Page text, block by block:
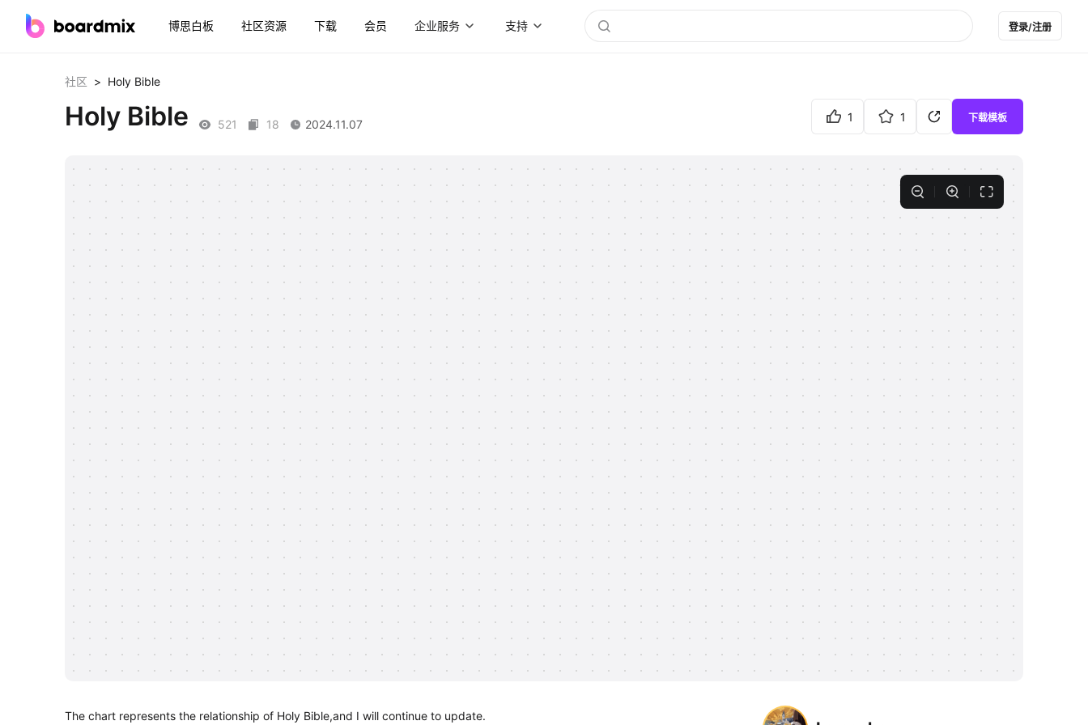
博思白板 社区资源 下载 会员 企业服务 支持 登录/注册
社区 > Holy Bible
Holy Bible 521 18 2024.11.07
1 1 下载模板
The chart represents the relationship of Holy Bible,and I will continue to update.